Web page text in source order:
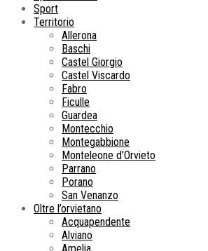
Sport
Territorio
Allerona
Baschi
Castel Giorgio
Castel Viscardo
Fabro
Ficulle
Guardea
Montecchio
Montegabbione
Monteleone d’Orvieto
Parrano
Porano
San Venanzo
Oltre l’orvietano
Acquapendente
Alviano